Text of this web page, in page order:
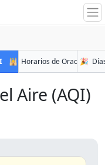
🕌 Horarios de Oración
🎉
Aire (AQI)